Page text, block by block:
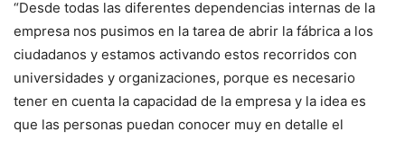
“Desde todas las diferentes dependencias internas de la
empresa nos pusimos en la tarea de abrir la fábrica a los
ciudadanos y estamos activando estos recorridos con
universidades y organizaciones, porque es necesario
tener en cuenta la capacidad de la empresa y la idea es
que las personas puedan conocer muy en detalle el